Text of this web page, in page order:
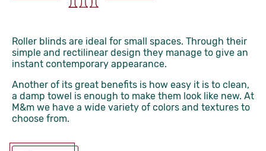
Roller blinds are ideal for small spaces. Through their
simple and rectilinear design they manage to give an
instant contemporary appearance.
Another of its great benefits is how easy it is to clean,
a damp towel is enough to make them look like new. At
M&m we have a wide variety of colors and textures to
choose from.